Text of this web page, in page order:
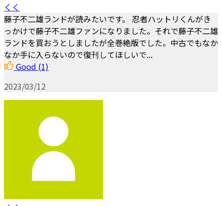
くく
藤子不二雄ランドが読みたいです。 忍者ハットリくんがき
っかけで藤子不二雄ファンになりました。それで藤子不二雄
ランドを買おうとしましたが全巻絶版でした。中古でもなか
なか手に入らないので復刊してほしいで...
Good (1)
2023/03/12